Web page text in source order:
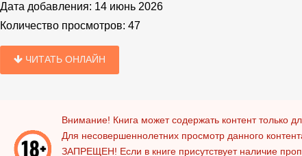
Дата добавления: 14 июнь 2026
Количество просмотров: 47
ЧИТАТЬ ОНЛАЙН
Внимание! Книга может содержать контент только
Для несовершеннолетних просмотр данного
ЗАПРЕЩЕН! Если в книге присутствует наличие